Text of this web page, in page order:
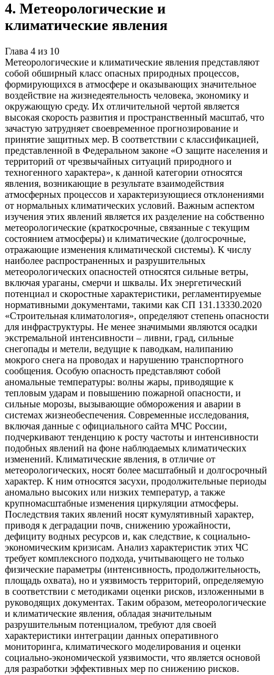
4. Метеорологические и
климатические явления
Глава 4 из 10
Метеорологические и климатические явления представляют
собой обширный класс опасных природных процессов,
формирующихся в атмосфере и оказывающих значительное
воздействие на жизнедеятельность человека, экономику и
окружающую среду. Их отличительной чертой является
высокая скорость развития и пространственный масштаб, что
зачастую затрудняет своевременное прогнозирование и
принятие защитных мер. В соответствии с классификацией,
представленной в Федеральном законе «О защите населения и
территорий от чрезвычайных ситуаций природного и
техногенного характера», к данной категории относятся
явления, возникающие в результате взаимодействия
атмосферных процессов и характеризующиеся отклонениями
от нормальных климатических условий. Важным аспектом
изучения этих явлений является их разделение на собственно
метеорологические (краткосрочные, связанные с текущим
состоянием атмосферы) и климатические (долгосрочные,
отражающие изменения климатической системы). К числу
наиболее распространенных и разрушительных
метеорологических опасностей относятся сильные ветры,
включая ураганы, смерчи и шквалы. Их энергетический
потенциал и скоростные характеристики, регламентируемые
нормативными документами, такими как СП 131.13330.2020
«Строительная климатология», определяют степень опасности
для инфраструктуры. Не менее значимыми являются осадки
экстремальной интенсивности – ливни, град, сильные
снегопады и метели, ведущие к паводкам, налипанию
мокрого снега на проводах и нарушению транспортного
сообщения. Особую опасность представляют собой
аномальные температуры: волны жары, приводящие к
тепловым ударам и повышению пожарной опасности, и
сильные морозы, вызывающие обморожения и аварии в
системах жизнеобеспечения. Современные исследования,
включая данные с официального сайта МЧС России,
подчеркивают тенденцию к росту частоты и интенсивности
подобных явлений на фоне наблюдаемых климатических
изменений. Климатические явления, в отличие от
метеорологических, носят более масштабный и долгосрочный
характер. К ним относятся засухи, продолжительные периоды
аномально высоких или низких температур, а также
крупномасштабные изменения циркуляции атмосферы.
Последствия таких явлений носят кумулятивный характер,
приводя к деградации почв, снижению урожайности,
дефициту водных ресурсов и, как следствие, к социально-
экономическим кризисам. Анализ характеристик этих ЧС
требует комплексного подхода, учитывающего не только
физические параметры (интенсивность, продолжительность,
площадь охвата), но и уязвимость территорий, определяемую
в соответствии с методиками оценки рисков, изложенными в
руководящих документах. Таким образом, метеорологические
и климатические явления, обладая значительным
разрушительным потенциалом, требуют для своей
характеристики интеграции данных оперативного
мониторинга, климатического моделирования и оценки
социально-экономической уязвимости, что является основой
для разработки эффективных мер по снижению рисков.